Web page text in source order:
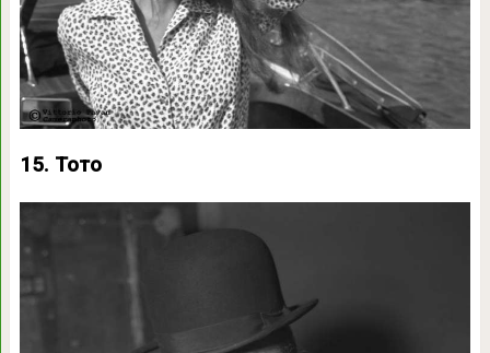
15. Тото